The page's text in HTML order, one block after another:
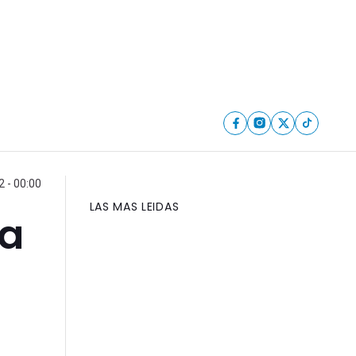
- 00:00
LAS MAS LEIDAS